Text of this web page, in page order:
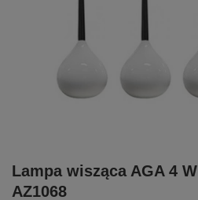
Lampa wisząca AGA 4
AZ1068